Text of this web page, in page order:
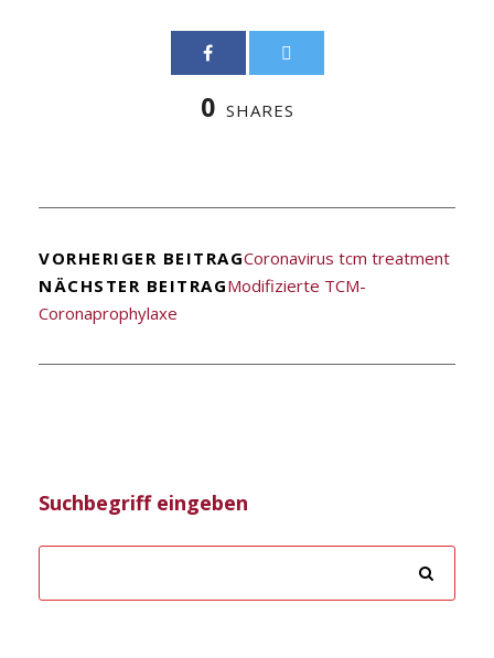
0 SHARES
VORHERIGER BEITRAGCoronavirus tcm treatment
NÄCHSTER BEITRAGModifizierte TCM-
Coronaprophylaxe
Suchbegriff eingeben